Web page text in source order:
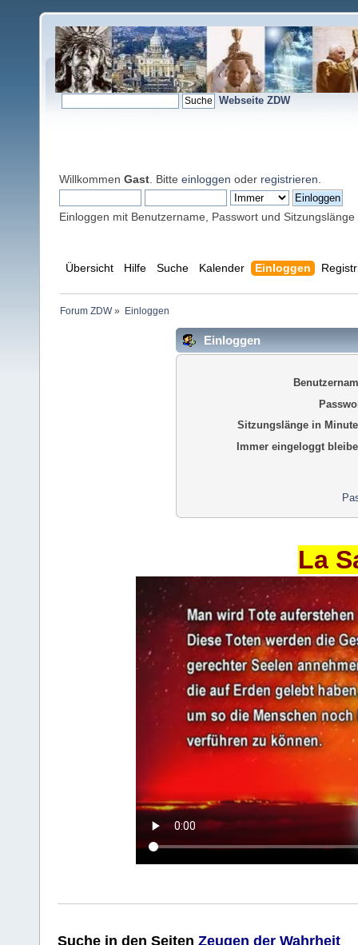
Webseite ZDW
Willkommen Gast . Bitte einloggen oder registrieren
Einloggen mit Benutzername, Passwort und Sitzungslänge
Übersicht Hilfe Suche Kalender Einloggen
Forum ZDW» Einloggen
Einloggen
Sitzungslänge in
Immer eingeloggt
La
Suche in den Seiten Zeugen der Wahrheit